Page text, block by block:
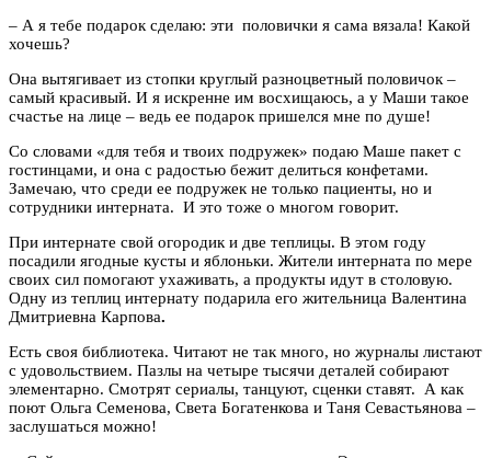
– А я тебе подарок сделаю: эти половички я сама вязала! Какой
хочешь?
Она вытягивает из стопки круглый разноцветный половичок –
самый красивый. И я искренне им восхищаюсь, а у Маши такое
счастье на лице – ведь ее подарок пришелся мне по душе!
Со словами «для тебя и твоих подружек» подаю Маше пакет с
гостинцами, и она с радостью бежит делиться конфетами.
Замечаю, что среди ее подружек не только пациенты, но и
сотрудники интерната. И это тоже о многом говорит.
При интернате свой огородик и две теплицы. В этом году
посадили ягодные кусты и яблоньки. Жители интерната по мере
своих сил помогают ухаживать, а продукты идут в столовую.
Одну из теплиц интернату подарила его жительница Валентина
Дмитриевна Карпова.
Есть своя библиотека. Читают не так много, но журналы листают
с удовольствием. Пазлы на четыре тысячи деталей собирают
элементарно. Смотрят сериалы, танцуют, сценки ставят. А как
поют Ольга Семенова, Света Богатенкова и Таня Севастьянова –
заслушаться можно!